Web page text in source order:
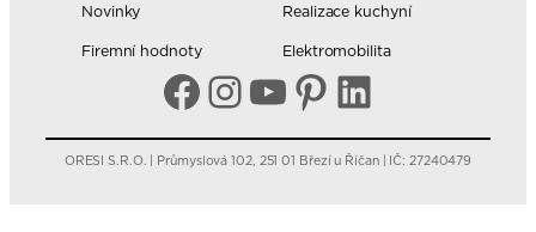
Novinky
Realizace kuchyní
Firemní hodnoty
Elektromobilita
Facebook
Instagram
YouTube
Pinterest
LinkedIn
ORESI S.R.O. | Průmyslová 102, 251 01 Březí u Říčan | IČ: 27240479